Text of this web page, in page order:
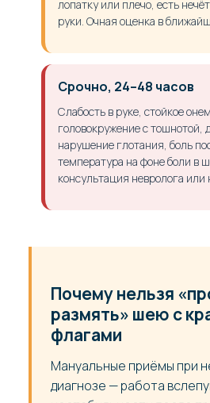
лопатку или плечо, есть
руки. Очная оценка в
Срочно, 24–48 часов
Слабость в руке, стойкое
головокружение с тошнотой,
нарушение глотания, боль
температура на фоне боли в
консультация невролога или
Почему нельзя
размять» шею с
флагами
Мануальные приёмы при
диагнозе — работа